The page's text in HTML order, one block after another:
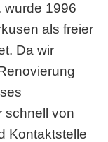
wurde 1996
als freier
Da wir
schnell von
Kontaktstelle